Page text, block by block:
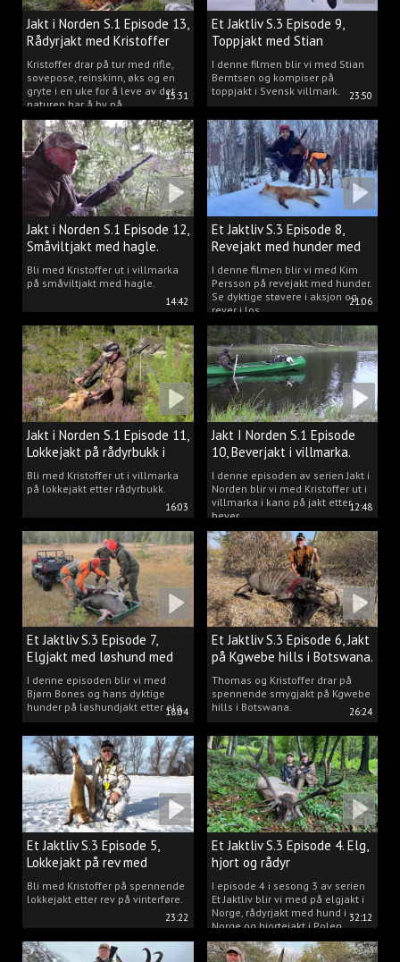
15:31
Jakt i Norden S.1 Episode 13,
Rådyrjakt med Kristoffer
Clausen
Kristoffer drar på tur med rifle,
sovepose, reinskinn, øks og en
gryte i en uke for å leve av det
naturen har å by på.
23:50
Et Jaktliv S.3 Episode 9,
Toppjakt med Stian
Berntsen
I denne filmen blir vi med Stian
Berntsen og kompiser på
toppjakt i Svensk villmark.
14:42
Jakt i Norden S.1 Episode 12,
Småviltjakt med hagle.
Bli med Kristoffer ut i villmarka
på småviltjakt med hagle.
21:06
Et Jaktliv S.3 Episode 8,
Revejakt med hunder med
Kim Persson.
I denne filmen blir vi med Kim
Persson på revejakt med hunder.
Se dyktige støvere i aksjon og
rever i los.
16:03
Jakt i Norden S.1 Episode 11,
Lokkejakt på rådyrbukk i
villmarka.
Bli med Kristoffer ut i villmarka
på lokkejakt etter rådyrbukk.
12:48
Jakt I Norden S.1 Episode
10, Beverjakt i villmarka.
I denne episoden av serien Jakt i
Norden blir vi med Kristoffer ut i
villmarka i kano på jakt etter
bever.
18:04
Et Jaktliv S.3 Episode 7,
Elgjakt med løshund med
Bjørn Bones.
I denne episoden blir vi med
Bjørn Bones og hans dyktige
hunder på løshundjakt etter elg.
26:24
Et Jaktliv S.3 Episode 6, Jakt
på Kgwebe hills i Botswana.
Thomas og Kristoffer drar på
spennende smygjakt på Kgwebe
hills i Botswana.
23:22
Et Jaktliv S.3 Episode 5,
Lokkejakt på rev med
Kristoffer Clausen
Bli med Kristoffer på spennende
lokkejakt etter rev på vinterføre.
32:12
Et Jaktliv S.3 Episode 4. Elg,
hjort og rådyr
I episode 4 i sesong 3 av serien
Et Jaktliv blir vi med på elgjakt i
Norge, rådyrjakt med hund i
Norge og hjortejakt i Polen.